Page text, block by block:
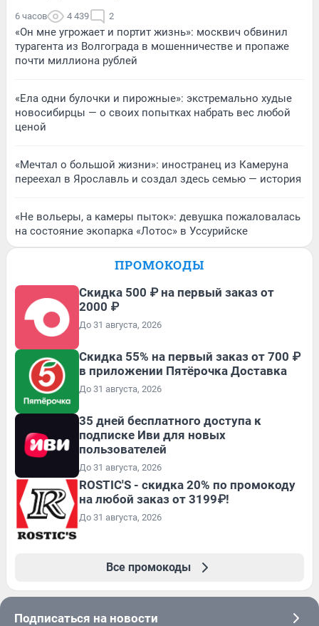
6 часов 4 439 2
«Он мне угрожает и портит жизнь»: москвич обвинил
турагента из Волгограда в мошенничестве и пропаже
почти миллиона рублей
«Ела одни булочки и пирожные»: экстремально худые
новосибирцы — о своих попытках набрать вес любой
ценой
«Мечтал о большой жизни»: иностранец из Камеруна
переехал в Ярославль и создал здесь семью — история
«Не вольеры, а камеры пыток»: девушка пожаловалась
на состояние экопарка «Лотос» в Уссурийске
ПРОМОКОДЫ
Скидка 500 ₽ на первый заказ от
2000 ₽
До 31 августа, 2026
Скидка 55% на первый заказ от 700 ₽
в приложении Пятёрочка Доставка
До 31 августа, 2026
35 дней бесплатного доступа к
подписке Иви для новых
пользователей
До 31 августа, 2026
ROSTIC'S - скидка 20% по промокоду
на любой заказ от 3199₽!
До 31 августа, 2026
Все промокоды
Подписаться на новости